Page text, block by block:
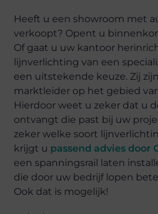
Heeft u een showroom met
verkoopt? Opent u
Of gaat u uw kantoor
lijnverlichting van een
een uitstekende keuze. Zij
marktleider op het gebied
Hierdoor weet u zeker dat u
ontvangt die past bij uw
zeker welke soort
krijgt u passend advies door
een spanningsrail laten
die door uw bedrijf lopen
Ook dat is mogelijk!